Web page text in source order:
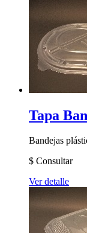
Tapa
Bandejas
$ Consultar
Ver detalle